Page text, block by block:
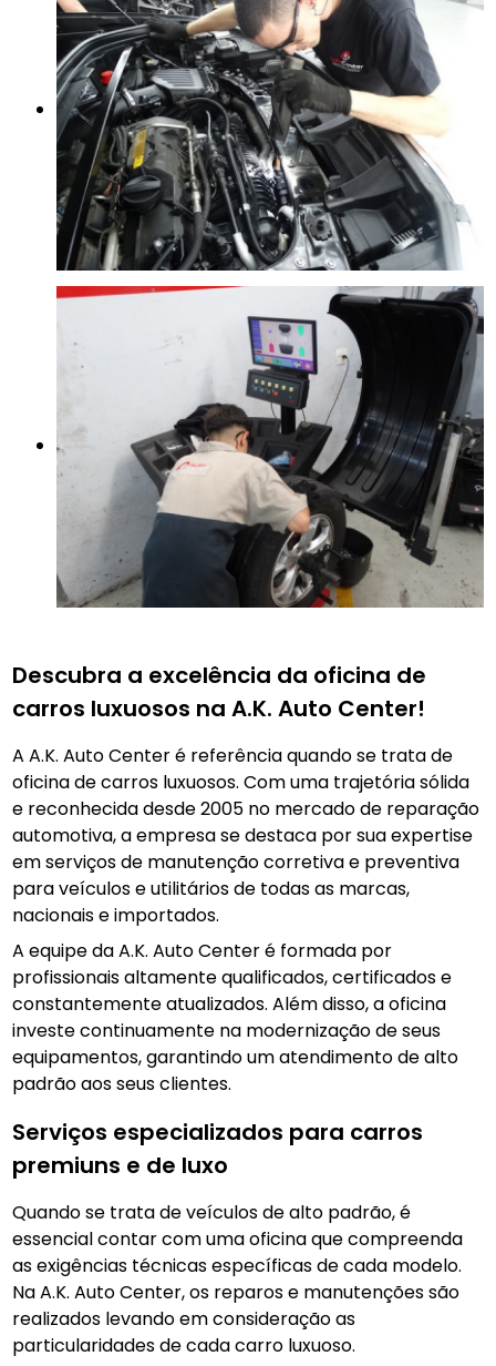
Descubra a excelência da oficina de
carros luxuosos na A.K. Auto Center!
A A.K. Auto Center é referência quando se trata de
oficina de carros luxuosos. Com uma trajetória sólida
e reconhecida desde 2005 no mercado de reparação
automotiva, a empresa se destaca por sua expertise
em serviços de manutenção corretiva e preventiva
para veículos e utilitários de todas as marcas,
nacionais e importados.
A equipe da A.K. Auto Center é formada por
profissionais altamente qualificados, certificados e
constantemente atualizados. Além disso, a oficina
investe continuamente na modernização de seus
equipamentos, garantindo um atendimento de alto
padrão aos seus clientes.
Serviços especializados para carros
premiuns e de luxo
Quando se trata de veículos de alto padrão, é
essencial contar com uma oficina que compreenda
as exigências técnicas específicas de cada modelo.
Na A.K. Auto Center, os reparos e manutenções são
realizados levando em consideração as
particularidades de cada carro luxuoso.